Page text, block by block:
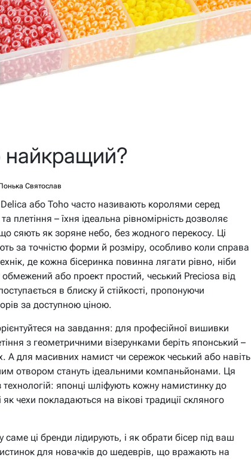
найкращий?
Святослав
або Toho часто називають королями серед
плетіння – їхня ідеальна рівномірність дозволяє
сяють як зоряне небо, без жодного перекосу. Ці
за точністю форми й розміру, особливо коли справа
де кожна бісеринка повинна лягати рівно, ніби
або проект простий, чеський Preciosa від
в блиску й стійкості, пропонуючи
за доступною ціною.
на завдання: для професійної вишивки
з геометричними візерунками беріть японський –
А для масивних намист чи сережок чеський або навіть
отвором стануть ідеальними компаньйонами. Ця
технологій: японці шліфують кожну намистинку до
як чехи покладаються на вікові традиції скляного
ці бренди лідирують, і як обрати бісер під ваш
для новачків до шедеврів, що вражають на